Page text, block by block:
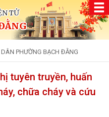
TỬ
PHƯỜNG BẠCH ĐẰNG
tuyên truyền, huấn
chữa cháy và cứu